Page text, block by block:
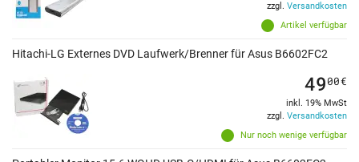
Artikel verfügbar
zzgl. Versandkosten
Hitachi-LG Externes DVD Laufwerk/Brenner für Asus B6602FC2
Nur noch wenige verfügbar
4900€
inkl. 19% MwSt
zzgl. Versandkosten